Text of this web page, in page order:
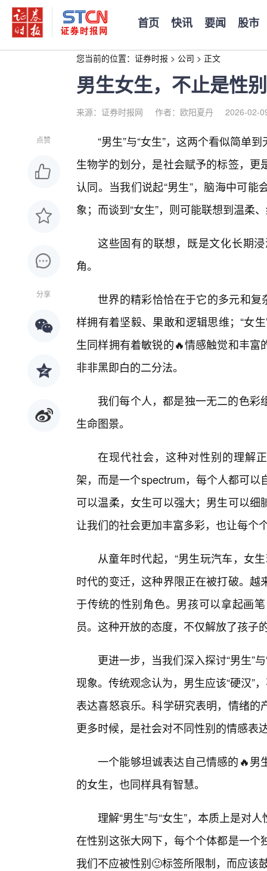
首页 快讯 要闻 股市
您当前的位置： 证券时报 > 公司 > 正文
男生女生，不止是性
来源：证券时报网 作者：欧阳夏丹 2026-02-
点赞
分享
“男生”与“女生”，这两个看似简单
生物学的划分，是社会赋予的标签，
认同。当我们说起“男生”，脑海中可
象；而谈到“女生”，则可能联想到温柔
这些固有的联想，既是文化长期
角。
世界的精彩恰恰在于它的多元和复
样拥有着坚毅、果敢和逻辑思维；“女
生同样拥有着敏锐的🔥情感触觉和丰
非非黑即白的二分法。
我们每个人，都是独一无二的色
生命图景。
在现代社会，这种对性别的理解
架，而是一个spectrum，每个人都可
可以温柔，女生可以强大；男生可以
让我们的社会更加丰富多彩，也让每个
从童年时代起，“男生玩汽车，女
时代的变迁，这种界限正在被打破。
于传统的性别角色。男孩可以拿起画
员。这种开放的态度，不仅解放了孩子
更进一步，当我们深入探讨“男生”
现象。传统观念认为，男生应该“硬汉”
表达喜怒哀乐。科学研究表明，情绪
更多时候，是社会对不同性别的情感表
一个能够坦诚表达自己情感的🔥男
的女生，也同样具有智慧。
理解“男生”与“女生”，本质上是对
在性别这张大网下，每个个体都是一
我们不应被性别🙂标签所限制，而应该